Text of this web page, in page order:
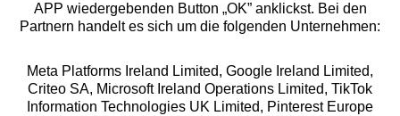
Alle Preise inkl. MwSt., zzgl.
Versandkosten
** Bonität vorausgesetzt, berechtigt zur Bonitätsprüfung
APP wiedergebenden Button „OK” anklickst. Bei den
Partnern handelt es sich um die folgenden Unternehmen:
Meta Platforms Ireland Limited, Google Ireland Limited,
Criteo SA, Microsoft Ireland Operations Limited, TikTok
Information Technologies UK Limited, Pinterest Europe